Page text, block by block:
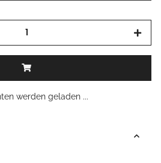
werden geladen ...